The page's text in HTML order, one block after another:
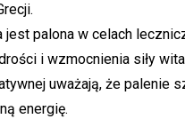
jest palona w celach
i wzmocnienia siły
uważają, że palenie
energię.